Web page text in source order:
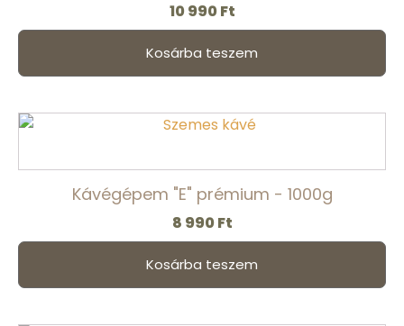
10 990Ft
Kosárba teszem
Kávégépem "E" prémium - 1000g
8 990Ft
Kosárba teszem